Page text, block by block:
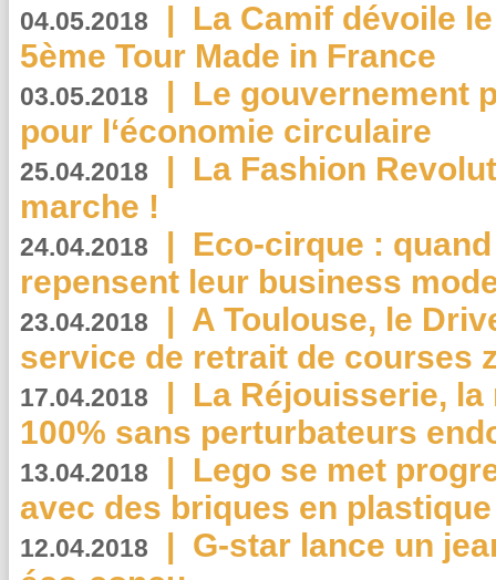
04.05.2018 | La Camif dévoile
5ème Tour Made in France
03.05.2018 | Le gouvernement
pour l‘économie circulaire
25.04.2018 | La Fashion
marche !
24.04.2018 | Eco-cirque :
repensent leur business
23.04.2018 | A Toulouse, le
service de retrait de courses
17.04.2018 | La Réjouisserie,
100% sans perturbateurs
13.04.2018 | Lego se met
avec des briques en
12.04.2018 | G-star lance un